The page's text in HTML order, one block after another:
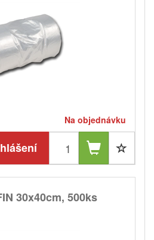
Na objednávku
30x40cm, 500ks